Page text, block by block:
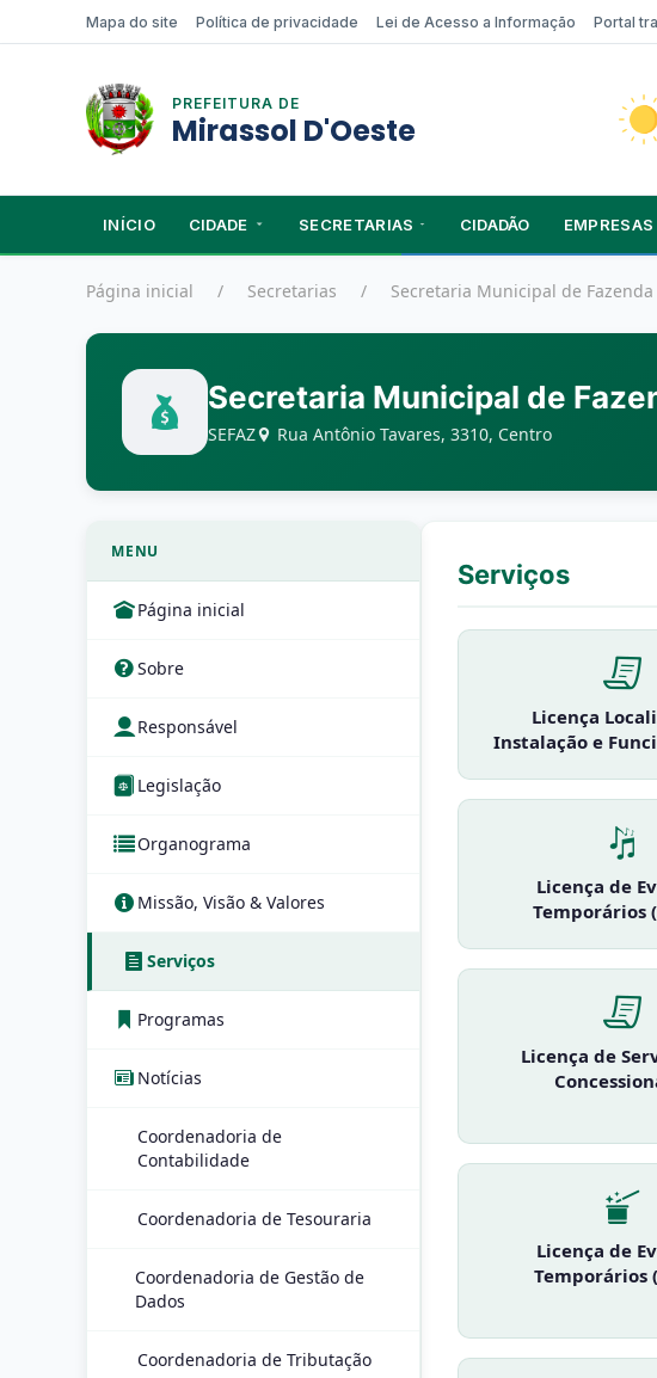
Mapa do site Política de privacidade Lei de Acesso a Informação Portal
PREFEITURA DE
Mirassol D'Oeste
INÍCIO CIDADE SECRETARIAS CIDADÃO EMPRESAS
Página inicial Secretarias Secretaria Municipal de Fazenda
Secretaria Municipal de
SEFAZ Rua Antônio Tavares, 3310, Centro
MENU
Página inicial
Sobre
Responsável
Legislação
Organograma
Missão, Visão & Valores
Serviços
Programas
Notícias
Coordenadoria de
Contabilidade
Coordenadoria de Tesouraria
Coordenadoria de Gestão de
Dados
Coordenadoria de Tributação
Serviços
Licença
Instalação e
Licença de
Temporários
Licença de
Licença de
Temporários